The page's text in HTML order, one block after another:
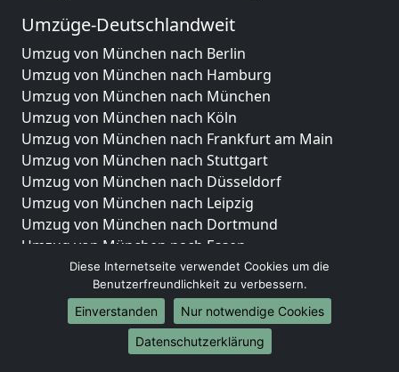
Umzüge-Deutschlandweit
Umzug von München nach Berlin
Umzug von München nach Hamburg
Umzug von München nach München
Umzug von München nach Köln
Umzug von München nach Frankfurt am Main
Umzug von München nach Stuttgart
Umzug von München nach Düsseldorf
Umzug von München nach Leipzig
Umzug von München nach Dortmund
Umzug von München nach Essen
Umzug von München nach Bremen
Umzug von München nach Dresden
Umzug von München nach Hannover
Umzug von München nach Nürnberg
Umzug von München nach Duisburg
Diese Internetseite verwendet Cookies um die
Benutzerfreundlichkeit zu verbessern.
Einverstanden
Nur notwendige Cookies
Datenschutzerklärung